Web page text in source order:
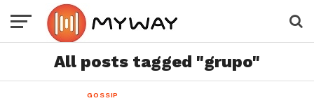
All posts tagged "grupo"
GOSSIP